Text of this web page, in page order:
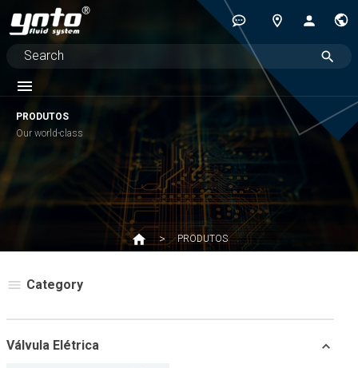
PRODUTOS
Our world-class
PRODUTOS
Category
Válvula Elétrica